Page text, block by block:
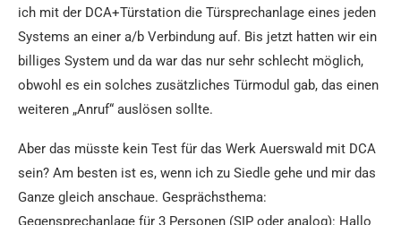
ich mit der DCA+Türstation die Türsprechanlage eines jeden
Systems an einer a/b Verbindung auf. Bis jetzt hatten wir ein
billiges System und da war das nur sehr schlecht möglich,
obwohl es ein solches zusätzliches Türmodul gab, das einen
weiteren „Anruf“ auslösen sollte.
Aber das müsste kein Test für das Werk Auerswald mit DCA
sein? Am besten ist es, wenn ich zu Siedle gehe und mir das
Ganze gleich anschaue. Gesprächsthema:
Gegensprechanlage für 3 Personen (SIP oder analog): Hallo